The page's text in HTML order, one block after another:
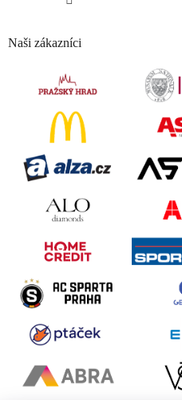
Naši zákazníci